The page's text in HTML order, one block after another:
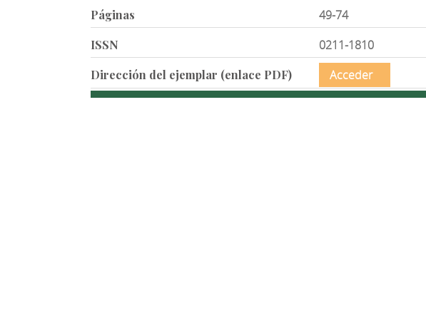
Páginas 49-74
ISSN 0211-1810
Dirección del ejemplar (enlace PDF) Acceder